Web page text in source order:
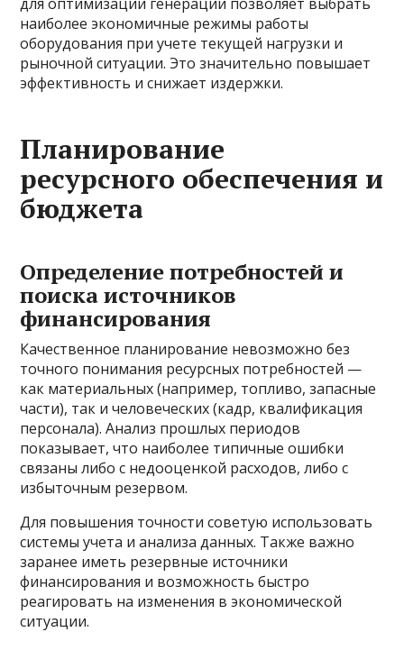
наиболее экономичные режимы работы
оборудования при учете текущей нагрузки и
рыночной ситуации. Это значительно повышает
эффективность и снижает издержки.
Планирование
ресурсного обеспечения и
бюджета
Определение потребностей и
поиска источников
финансирования
Качественное планирование невозможно без
точного понимания ресурсных потребностей —
как материальных (например, топливо, запасные
части), так и человеческих (кадр, квалификация
персонала). Анализ прошлых периодов
показывает, что наиболее типичные ошибки
связаны либо с недооценкой расходов, либо с
избыточным резервом.
Для повышения точности советую использовать
системы учета и анализа данных. Также важно
заранее иметь резервные источники
финансирования и возможность быстро
реагировать на изменения в экономической
ситуации.